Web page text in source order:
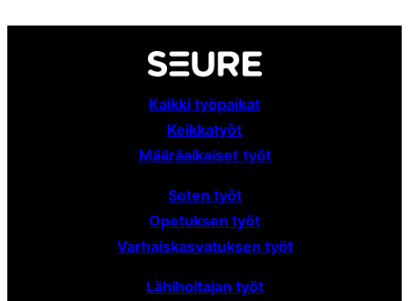
Kaikki työpaikat
Keikkatyöt
Määräaikaiset työt
Soten työt
Opetuksen työt
Varhaiskasvatuksen työt
Lähihoitajan työt